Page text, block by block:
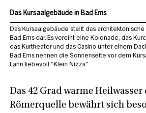
Das Kursaalgebäude in Bad Ems
Das Kursaalgebäude stellt das architektonische
Bad Ems dar. Es vereint eine Kolonade, das
das Kurtheater und das Casino unter einem
Bad Ems nennen die Sonnenseite vor dem
Lahn liebevoll "Klein Nizza".
Das 42 Grad warme Heilwasser
Römerquelle bewährt sich